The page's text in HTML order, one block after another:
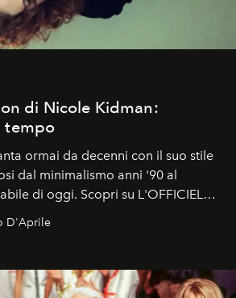
di Nicole Kidman:
tempo
ormai da decenni con il suo stile
dal minimalismo anni '90 al
di oggi. Scopri su L'OFFICIEL
D'Aprile